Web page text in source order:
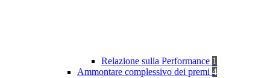
Relazione sulla Performance 1
Ammontare complessivo dei premi 4